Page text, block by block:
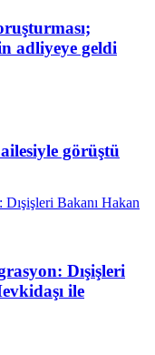
adliyeye geldi
görüştü
Dışişleri
ile